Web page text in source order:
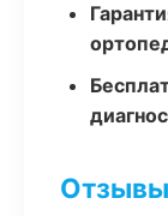
Отзывы